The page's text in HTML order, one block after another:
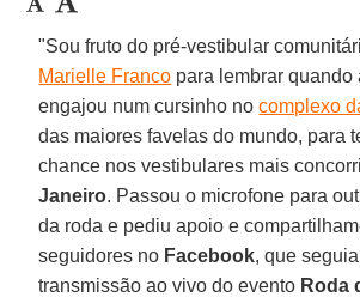
"Sou fruto do pré-vestibular
Marielle Franco para lembrar quando
engajou num cursinho nocomplexo
das maiores favelas do mundo, para
chance nos vestibulares mais
Janeiro. Passou o microfone para
da roda e pediu apoio e
seguidores no Facebook, que
transmissão ao vivo do evento Roda